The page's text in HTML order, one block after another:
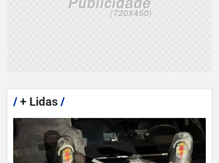
/+ Lidas /